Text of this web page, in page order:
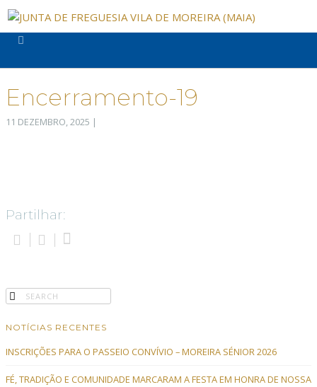
Encerramento-19
11 DEZEMBRO, 2025 |
Partilhar:
NOTÍCIAS RECENTES
INSCRIÇÕES PARA O PASSEIO CONVÍVIO – MOREIRA SÉNIOR 2026
FÉ, TRADIÇÃO E COMUNIDADE MARCARAM A FESTA EM HONRA DE NOSSA